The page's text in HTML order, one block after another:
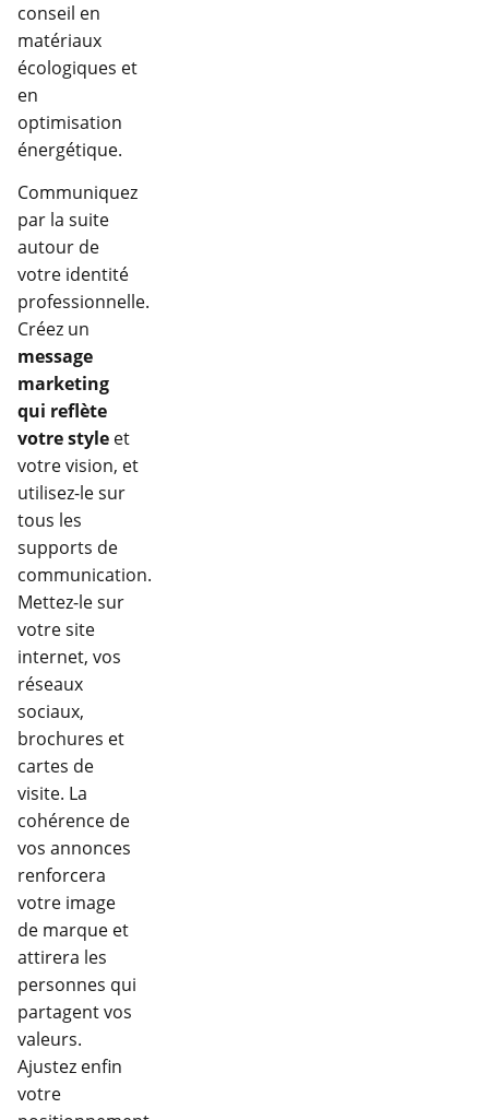
conseil en
matériaux
écologiques et
en
optimisation
énergétique.
Communiquez
par la suite
autour de
votre identité
professionnelle.
Créez un
message
marketing
qui reflète
votre style et
votre vision, et
utilisez-le sur
tous les
supports de
communication.
Mettez-le sur
votre site
internet, vos
réseaux
sociaux,
brochures et
cartes de
visite. La
cohérence de
vos annonces
renforcera
votre image
de marque et
attirera les
personnes qui
partagent vos
valeurs.
Ajustez enfin
votre